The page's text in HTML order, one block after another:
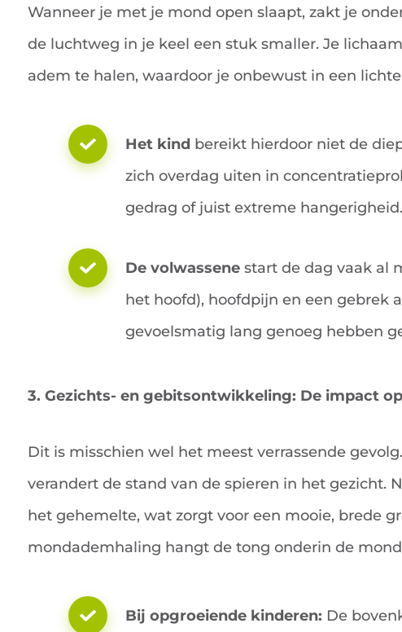
Wanneer je met je mond open slaapt, zakt je
de luchtweg in je keel een stuk smaller. Je
adem te halen, waardoor je onbewust in een
Het kind bereikt hierdoor niet de
zich overdag uiten in
gedrag of juist extreme hangerigheid.
De volwassene start de dag vaak al
het hoofd), hoofdpijn en een gebrek
gevoelsmatig lang genoeg hebben
3. Gezichts- en gebitsontwikkeling: De impact
Dit is misschien wel het meest verrassende
verandert de stand van de spieren in het gezicht.
het gehemelte, wat zorgt voor een mooie, brede
mondademhaling hangt de tong onderin de
Bij opgroeiende kinderen: De